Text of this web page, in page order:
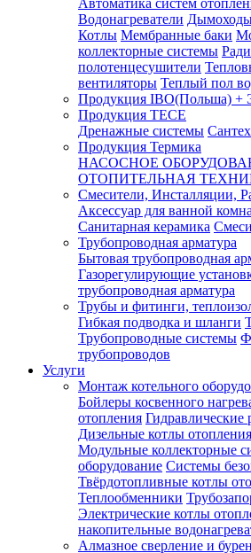
Автоматика систем
Водонагреватели
Котлы Мембранные баки
коллекторные системы
полотенцесушители
вентиляторы Теплый пол
Продукция IBO(Польша) +
Продукция TECE
Дренажные системы
Продукция Термика
НАСОСНОЕ
ОТОПИТЕЛЬНАЯ
Смесители, Инсталляции,
Аксессуар для ванной
Санитарная керамика
Трубопроводная арматура
Бытовая трубопроводная
Газорегулирующие
трубопроводная арматура
Трубы и фитинги,
Гибкая подводка и шланги
Трубопроводные системы
трубопроводов
Услуги
Монтаж котельного
Бойлеры косвенного
отопления Гидравлические
Дизельные котлы отопления
Модульные коллекторные
оборудование Системы
Твёрдотопливные котлы
Теплообменники
Электрические котлы
накопительные
Алмазное сверление и